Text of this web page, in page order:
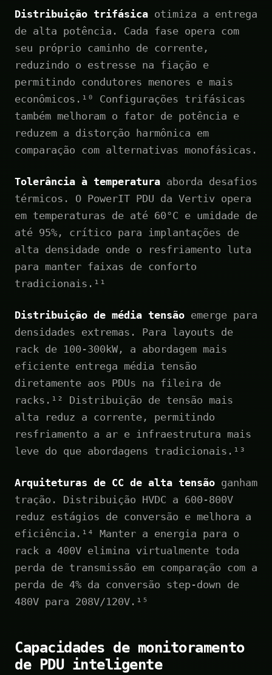
Distribuição trifásica otimiza a entrega
de alta potência. Cada fase opera com
seu próprio caminho de corrente,
reduzindo o estresse na fiação e
permitindo condutores menores e mais
econômicos.¹⁰ Configurações trifásicas
também melhoram o fator de potência e
reduzem a distorção harmônica em
comparação com alternativas monofásicas.
Tolerância à temperatura aborda desafios
térmicos. O PowerIT PDU da Vertiv opera
em temperaturas de até 60°C e umidade de
até 95%, crítico para implantações de
alta densidade onde o resfriamento luta
para manter faixas de conforto
tradicionais.¹¹
Distribuição de média tensão emerge para
densidades extremas. Para layouts de
rack de 100-300kW, a abordagem mais
eficiente entrega média tensão
diretamente aos PDUs na fileira de
racks.¹² Distribuição de tensão mais
alta reduz a corrente, permitindo
resfriamento a ar e infraestrutura mais
leve do que abordagens tradicionais.¹³
Arquiteturas de CC de alta tensão ganham
tração. Distribuição HVDC a 600-800V
reduz estágios de conversão e melhora a
eficiência.¹⁴ Manter a energia para o
rack a 400V elimina virtualmente toda
perda de transmissão em comparação com a
perda de 4% da conversão step-down de
480V para 208V/120V.¹⁵
Capacidades de monitoramento
de PDU inteligente